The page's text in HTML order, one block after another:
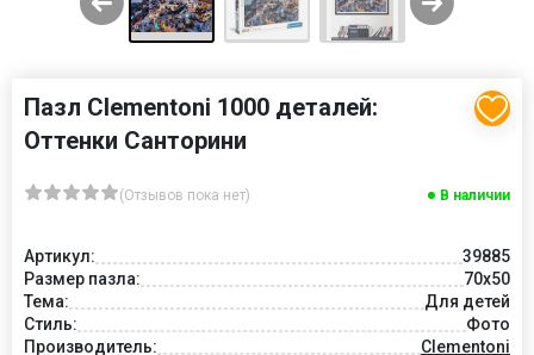
Пазл Clementoni 1000 деталей:
Оттенки Санторини
(Отзывов пока нет) В наличии
Артикул:
39885
Размер пазла:
70x50
Тема:
Для детей
Стиль:
Фото
Производитель:
Clementoni